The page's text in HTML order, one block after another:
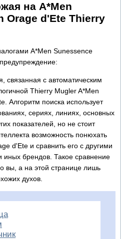
на A*Men
Orage d'Ete Thierry
A*Men Sunessence
связанная с автоматическим
Thierry Mugler A*Men
Алгоритм поиска использует
сериях, линиях, основных
показателей, но не стоит
возможность понюхать
d'Ete и сравнить его с другими
брендов. Такое сравнение
вы, а на этой странице лишь
духов.